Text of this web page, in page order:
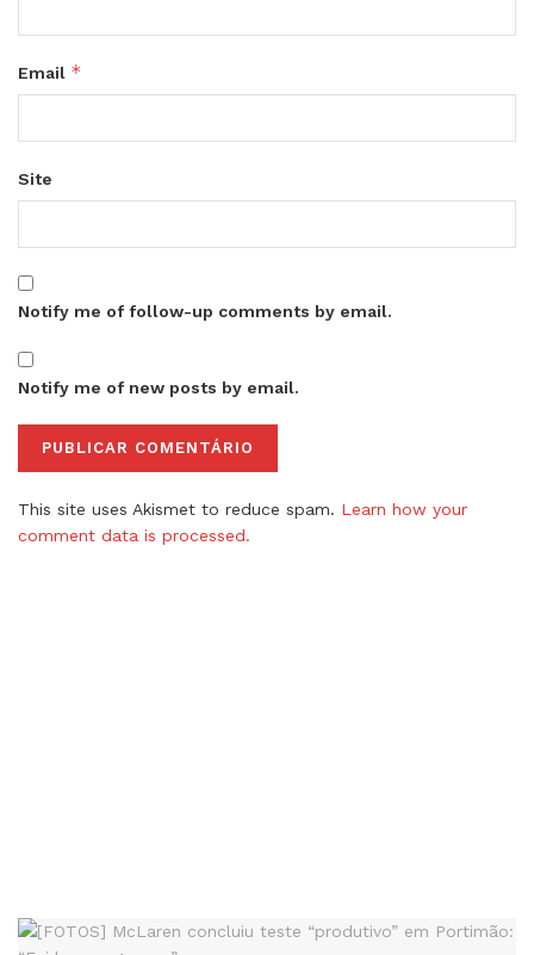
Email *
Site
Notify me of follow-up comments by email.
Notify me of new posts by email.
This site uses Akismet to reduce spam. Learn how your
comment data is processed.